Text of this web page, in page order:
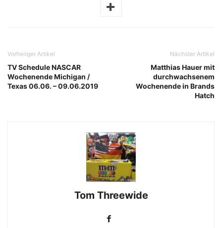
Vorheriger Artikel
TV Schedule NASCAR
Wochenende Michigan /
Texas 06.06. – 09.06.2019
Nächster Artikel
Matthias Hauer mit
durchwachsenem
Wochenende in Brands
Hatch
Tom Threewide